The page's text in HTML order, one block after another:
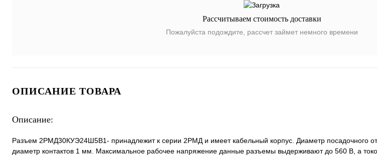
Рассчитываем стоимость доставки
Пожалуйста подождите, рассчет займет немного времени
ОПИСАНИЕ ТОВАРА
Описание:
Разъем 2РМД30КУЭ24Ш5В1- принадлежит к серии 2РМД и имеет кабельный корпус. Диаметр посадочного
диаметр контактов 1 мм. Максимальное рабочее напряжение данные разъемы выдерживают до 560 В, а